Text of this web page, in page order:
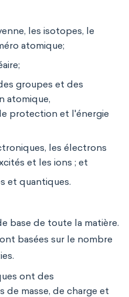
les isotopes, le
atomique;
groupes et des
atomique,
protection et l'énergie
les électrons
et les ions ; et
et quantiques.
base de toute la matière.
basées sur le nombre
ont des
de masse, de charge et